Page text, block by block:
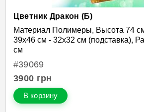
Цветник Дракон (Б)
Материал Полимеры, Высота 74
39х46 см - 32х32 см (подставка),
см
#39069
3900 грн
В корзину